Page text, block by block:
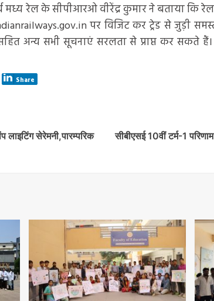
मध्य रेल के सीपीआरओ वीरेंद्र कुमार ने बताया कि
पर विजिट कर ट्रेड से जुड़ी
अन्य सभी सूचनाएं सरलता से प्राप्त कर सकते हैं।
Share
सेरेमनी,पारम्परिक
सीबीएसई 10वीं टर्म-1